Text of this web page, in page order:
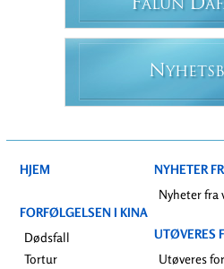
FALUN D
N
HJEM
FORFØLGELSEN I KINA
Dødsfall
Tortur
NYHETER
Nyheter fra
UTØVERES
Utøveres